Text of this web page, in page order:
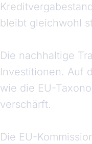
bleibt gleichwohl
Die nachhaltige
Investitionen. Auf
wie die EU-
verschärft.
Die EU-